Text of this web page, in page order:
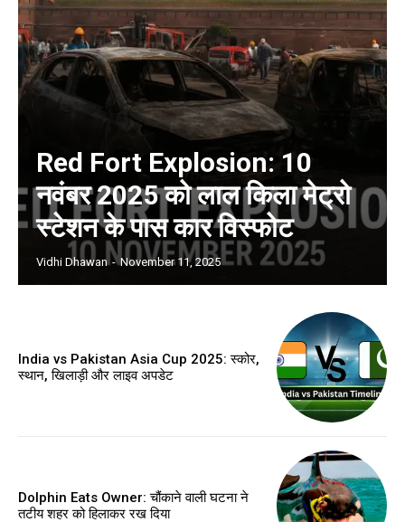
Red Fort Explosion: 10
नवंबर 2025 को लाल किला मेट्रो
स्टेशन के पास कार विस्फोट
Vidhi Dhawan - November 11, 2025
India vs Pakistan Asia Cup 2025: स्कोर,
स्थान, खिलाड़ी और लाइव अपडेट
Dolphin Eats Owner: चौंकाने वाली घटना ने
तटीय शहर को हिलाकर रख दिया